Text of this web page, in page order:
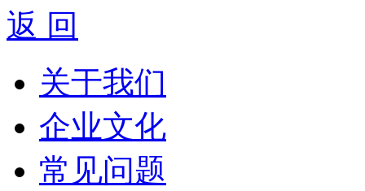
返 回
关于我们
企业文化
常见问题